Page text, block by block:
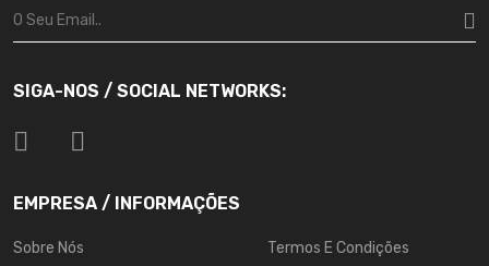
SIGA-NOS / SOCIAL NETWORKS:
EMPRESA / INFORMAÇÕES
Sobre Nós Termos E Condições